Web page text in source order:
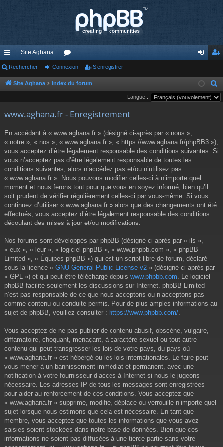
cc
ès
pi
Site Aghana
or
u ne
xi
nr
eg
r
Rechercher Connexion S’enregistrer
Site Aghana Index du forum
e
Langue :
www.aghana.fr - Enregistrement
En accédant à « www.aghana.fr » (désigné ci-après par « nous »,
« notre », « nos », « www.aghana.fr », « https://www.aghana.fr/phpBB3 »),
vous acceptez d’être légalement responsable des conditions suivantes. Si
vous n’acceptez pas d’être légalement responsable de toutes les
conditions suivantes, alors n’accédez pas et/ou n’utilisez pas
« www.aghana.fr ». Nous pouvons modifier celles-ci à n’importe quel
moment et nous ferons tout pour que vous en soyez informé, bien qu’il
soit prudent de vérifier régulièrement celles-ci par vous-même. Si vous
continuez d’utiliser « www.aghana.fr » alors que des changements ont été
effectués, vous acceptez d’être légalement responsable des conditions
découlant des mises à jour et/ou modifications.
Nos forums sont développés par phpBB (désigné ci-après par « ils »,
« eux », « leur », « logiciel phpBB », « www.phpbb.com », « phpBB
Limited », « Équipes phpBB ») qui est un script libre de forum, déclaré
sous la licence « GNU General Public License v2 » (désigné ci-après par
« GPL ») et qui peut être téléchargé depuis www.phpbb.com . Le logiciel
phpBB facilite seulement les discussions sur Internet. phpBB Limited
n’est pas responsable de ce que nous acceptons ou n’acceptons pas
comme contenu ou conduite permis. Pour de plus amples informations au
sujet de phpBB, veuillez consulter : https://www.phpbb.com/
Vous acceptez de ne pas publier de contenu abusif, obscène, vulgaire,
diffamatoire, choquant, menaçant, à caractère sexuel ou tout autre
contenu qui peut transgresser les lois de votre pays, du pays où
« www.aghana.fr » est hébergé ou les lois internationales. Le faire peut
vous mener à un bannissement immédiat et permanent, avec une
notification à votre fournisseur d’accès à Internet si nous le jugeons
nécessaire. Les adresses IP de tous les messages sont enregistrées
pour aider au renforcement de ces conditions. Vous acceptez que
« www.aghana.fr » supprime, modifie, déplace ou verrouille n’importe quel
sujet lorsque nous estimons que cela est nécessaire. En tant que
membre, vous acceptez que toutes les informations que vous avez
saisies soient stockées dans notre base de données. Bien que ces
informations ne soient pas diffusées à une tierce partie sans votre